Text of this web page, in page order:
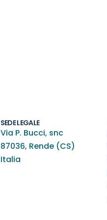
SEDE LEGALE
Via P. Bucci, snc
87036, Rende (CS)
Italia